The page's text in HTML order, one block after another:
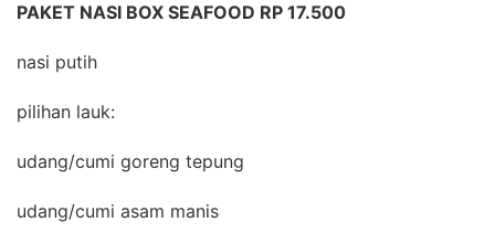
PAKET NASI BOX SEAFOOD RP 17.500
nasi putih
pilihan lauk:
udang/cumi goreng tepung
udang/cumi asam manis